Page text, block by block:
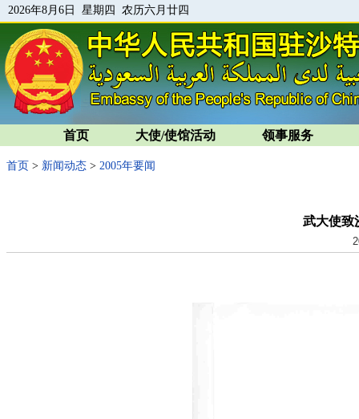
2026年8月6日 星期四 农历六月廿四
首页 大使/使馆活动 领事服务
首页 > 新闻动态 > 2005年要闻
武大使致